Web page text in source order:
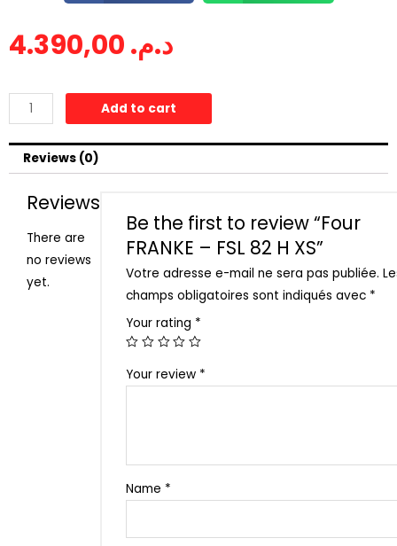
د.م.
Add to cart
Reviews (0)
Reviews
There are
no reviews
yet.
Be the first to review “Four
FRANKE – FSL 82 H XS”
Votre adresse e-mail ne sera pas publiée.
champs obligatoires sont indiqués avec *
Your rating *
Your review *
Name *